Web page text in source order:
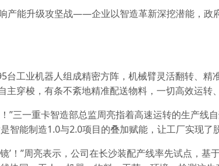
产能升级攻坚战——企业以智造革新深挖潜能，政
台工业机器人组成精密方阵，机械臂灵活翻转、精
穿梭，有条不紊地精准配送物料，一切高效运转
”三一重卡智造部总监周亮指着高速运转的生产线
智能制造1.0与2.0项目的叠加赋能，让工厂实现了
’！”周亮表示，公司在长沙装配产线率先试点，基